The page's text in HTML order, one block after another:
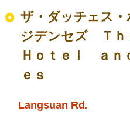
ザ・ダッチェス
ジデンセズ Ｔ
Ｈｏｔｅｌ ａｎ
ｅｓ
Langsuan Rd.